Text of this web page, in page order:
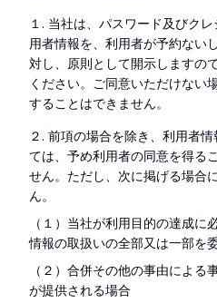
１. 当社は、パスワード及びク
用者情報を、利用者が予約ない
対し、原則として開示しますの
ください。ご同意いただけない
することはできません。
２. 前項の場合を除き、利用者
ては、予め利用者の同意を得る
せん。ただし、次に掲げる場合
ん。
（１）当社が利用目的の達成に
情報の取扱いの全部又は一部を
（２）合併その他の事由による
が提供される場合